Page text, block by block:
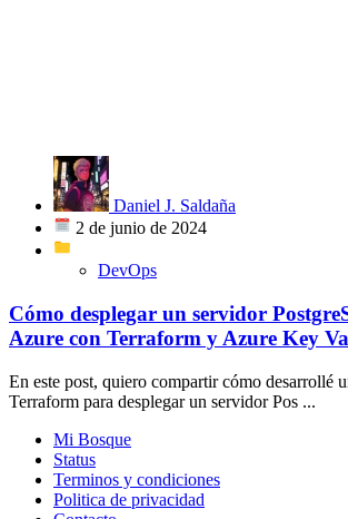
Daniel J. Saldaña
2 de junio de 2024
DevOps
Cómo desplegar un servidor
Azure con Terraform y Azure Key
En este post, quiero compartir cómo desarrollé
Terraform para desplegar un servidor Pos ...
Mi Bosque
Status
Terminos y condiciones
Politica de privacidad